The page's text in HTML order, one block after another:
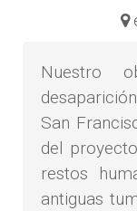
Nuestro
San
del
restos
antiguas